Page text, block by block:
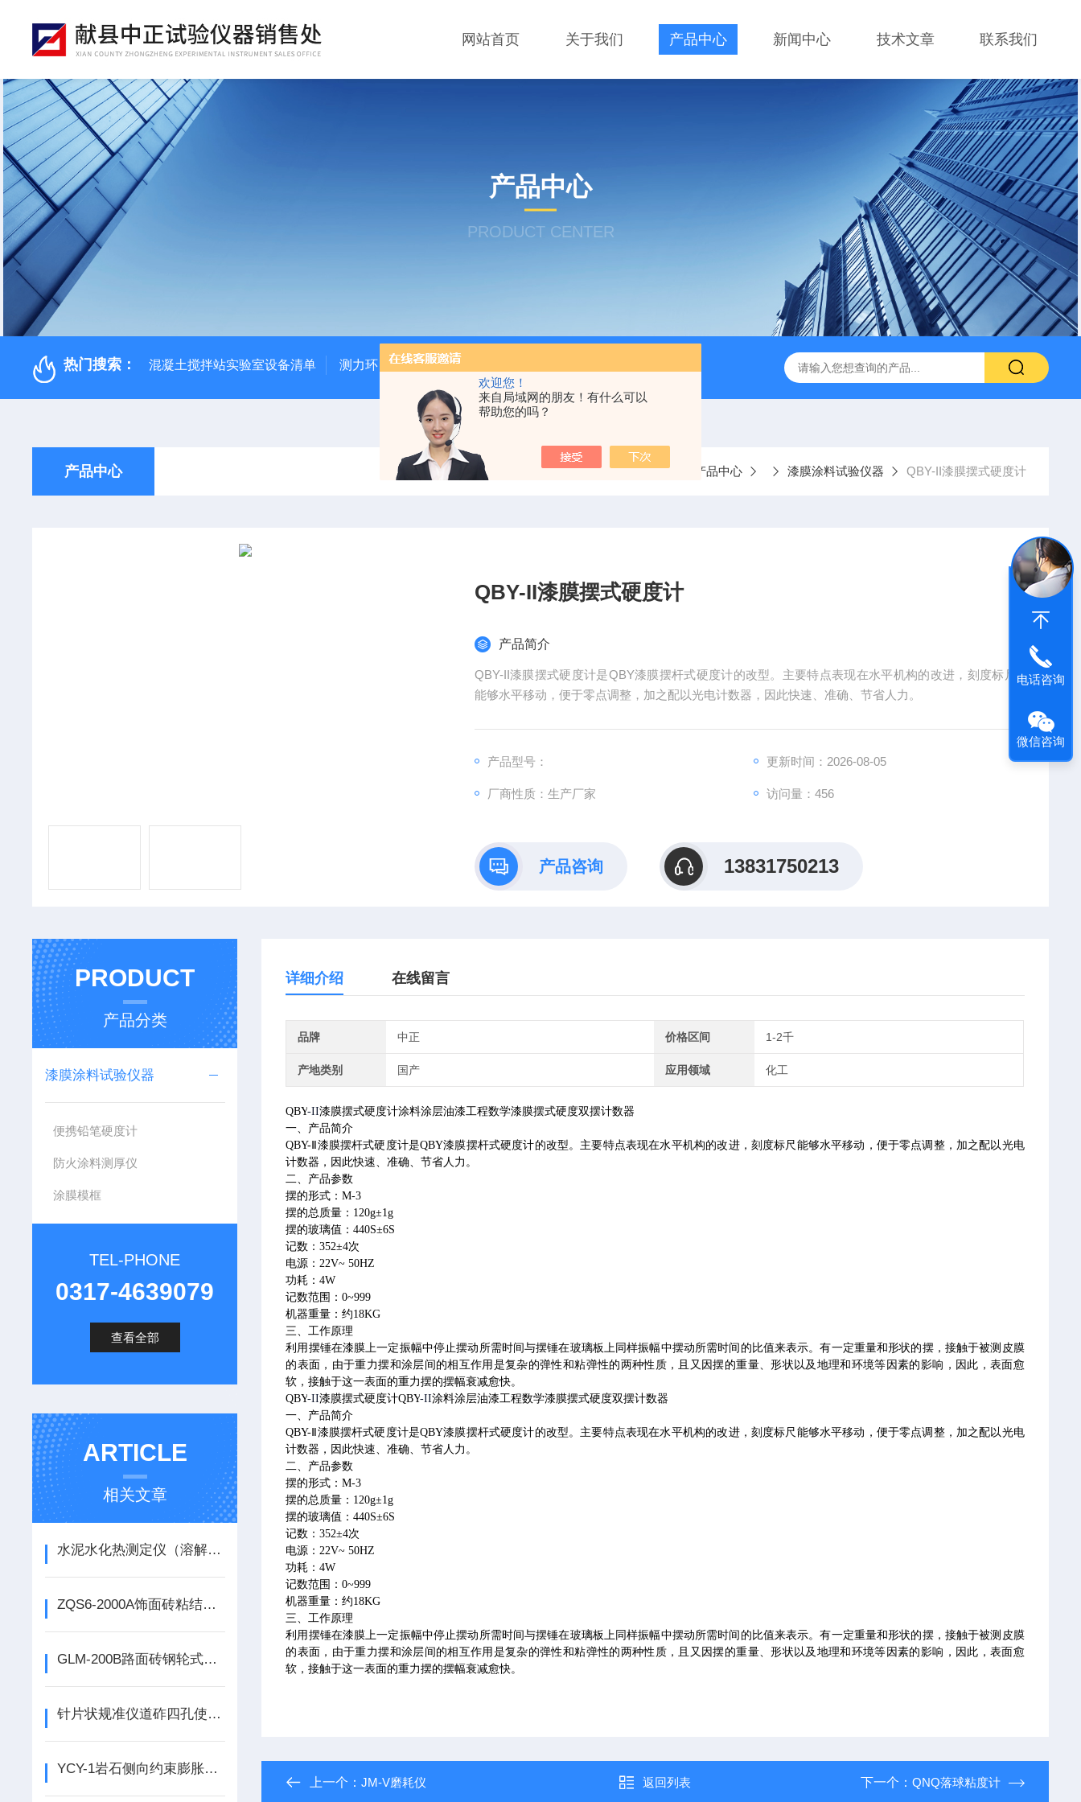
欢迎您！
来自局域网的朋友！有什么可以
帮助您的吗？
网站首页 关于我们 产品中心 新闻中心 技术文章 联系我们
产品中心
PRODUCT CENTER
热门搜索： 混凝土搅拌站实验室设备清单 测力环 混凝土抗弯拉弹性模量试验装置 钢结构防火涂料测厚仪 砂基透水砖透水速率试验装置
产品中心 当前位置：首页 产品中心 漆膜涂料试验仪器 QBY-II漆膜摆式硬度计
QBY-II漆膜摆式硬度计
产品简介
QBY-II漆膜摆式硬度计是QBY漆膜摆杆式硬度计的改型。主要特点表现在水平机构的改进，刻度标尺
能够水平移动，便于零点调整，加之配以光电计数器，因此快速、准确、节省人力。
产品型号： 更新时间：2026-08-05
厂商性质：生产厂家 访问量：456
产品咨询 13831750213
PRODUCT
产品分类
漆膜涂料试验仪器
便携铅笔硬度计
防火涂料测厚仪
涂膜模框
TEL-PHONE
0317-4639079
查看全部
ARTICLE
相关文章
水泥水化热测定仪（溶解热法） SHR-650IV使用说明
ZQS6-2000A饰面砖粘结强度拉拔仪如何使用
GLM-200B路面砖钢轮式耐磨试验机的使用说明
针片状规准仪道砟四孔使用说明
YCY-1岩石侧向约束膨胀试验仪的使用说明
详细介绍 在线留言
品牌 中正 价格区间 1-2千
产地类别 国产 应用领域 化工
QBY-II漆膜摆式硬度计涂料涂层油漆工程数学漆膜摆式硬度双摆计数器
一、产品简介
QBY- Ⅱ漆膜摆杆式硬度计是QBY漆膜摆杆式硬度计的改型。主要特点表现在水平机构的改进，刻度标尺能够水平移动，便于零点调整，加之配以光电
计数器，因此快速、准确、节省人力。
二、产品参数
摆的形式：M-3
摆的总质量： 120g±1g
摆的玻璃值：440S±6S
记数：352±4次
电源：22V~ 50HZ
功耗：4W
记数范围：0~999
机器重量：约18KG
三、工作原理
利用摆锤在漆膜上一定振幅中停止摆动所需时间与摆锤在玻璃板上同样振幅中摆动所需时间的比值来表示。有一定重量和形状的摆，接触于被测皮膜
的表面，由于重力摆和涂层间的相互作用是复杂的弹性和粘弹性的两种性质，且又因摆的重量、形状以及地理和环境等因素的影响，因此，表面愈
软，接触于这一表面的重力摆的摆幅衰减愈快。
QBY-II漆膜摆式硬度计QBY-II涂料涂层油漆工程数学漆膜摆式硬度双摆计数器
一、产品简介
QBY- Ⅱ漆膜摆杆式硬度计是QBY漆膜摆杆式硬度计的改型。主要特点表现在水平机构的改进，刻度标尺能够水平移动，便于零点调整，加之配以光电
计数器，因此快速、准确、节省人力。
二、产品参数
摆的形式：M-3
摆的总质量： 120g±1g
摆的玻璃值：440S±6S
记数：352±4次
电源：22V~ 50HZ
功耗：4W
记数范围：0~999
机器重量：约18KG
三、工作原理
利用摆锤在漆膜上一定振幅中停止摆动所需时间与摆锤在玻璃板上同样振幅中摆动所需时间的比值来表示。有一定重量和形状的摆，接触于被测皮膜
的表面，由于重力摆和涂层间的相互作用是复杂的弹性和粘弹性的两种性质，且又因摆的重量、形状以及地理和环境等因素的影响，因此，表面愈
软，接触于这一表面的重力摆的摆幅衰减愈快。
上一个：JM-V磨耗仪 返回列表 下一个： QNQ落球粘度计
电话咨询
微信咨询